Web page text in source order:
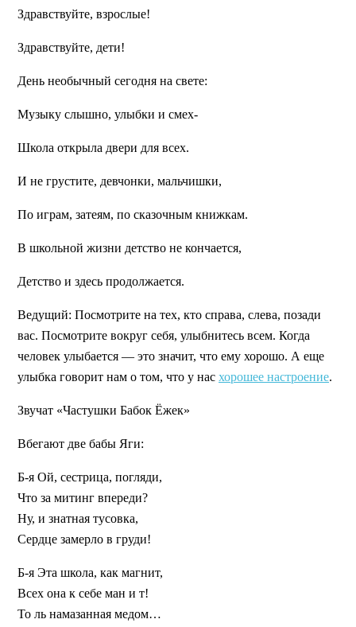
Здравствуйте, взрослые!
Здравствуйте, дети!
День необычный сегодня на свете:
Музыку слышно, улыбки и смех-
Школа открыла двери для всех.
И не грустите, девчонки, мальчишки,
По играм, затеям, по сказочным книжкам.
В школьной жизни детство не кончается,
Детство и здесь продолжается.
Ведущий: Посмотрите на тех, кто справа, слева, позади
вас. Посмотрите вокруг себя, улыбнитесь всем. Когда
человек улыбается — это значит, что ему хорошо. А еще
улыбка говорит нам о том, что у нас хорошее настроение.
Звучат «Частушки Бабок Ёжек»
Вбегают две бабы Яги:
Б-я Ой, сестрица, погляди,
Что за митинг впереди?
Ну, и знатная тусовка,
Сердце замерло в груди!
Б-я Эта школа, как магнит,
Всех она к себе ман и т!
То ль намазанная медом…